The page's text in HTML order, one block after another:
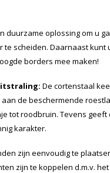
duurzame oplossing om u
scheiden. Daarnaast kunt
borders mee maken!
De cortenstaal
de beschermende
tot roodbruin. Tevens geeft
karakter.
zijn eenvoudig te
zijn te koppelen d.m.v.